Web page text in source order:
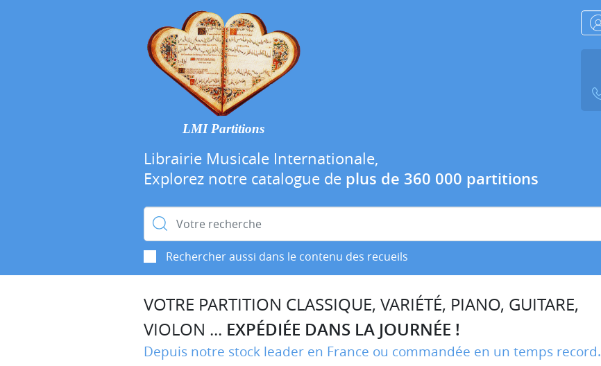
LMI Partitions
Librairie Musicale Internationale,
Explorez notre catalogue de plus de 360 000 partitions
Rechercher :
Rechercher aussi dans le contenu des recueils
VOTRE PARTITION CLASSIQUE, VARIÉTÉ, PIANO, GUITARE,
VIOLON ... EXPÉDIÉE DANS LA JOURNÉE !
Depuis notre stock leader en France ou commandée en un temps record.